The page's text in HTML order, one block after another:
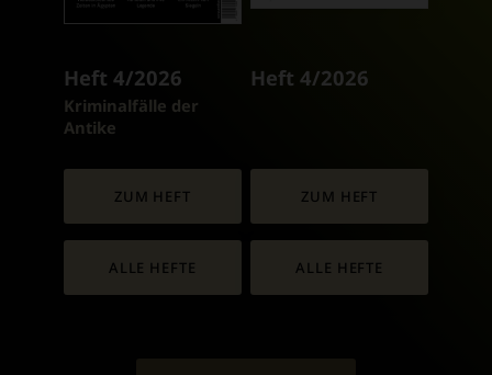
Heft 4/2026
:
Kriminalfälle der
Antike
ZUM HEFT
ALLE HEFTE
Heft 4/2026
ZUM HEFT
ALLE HEFTE